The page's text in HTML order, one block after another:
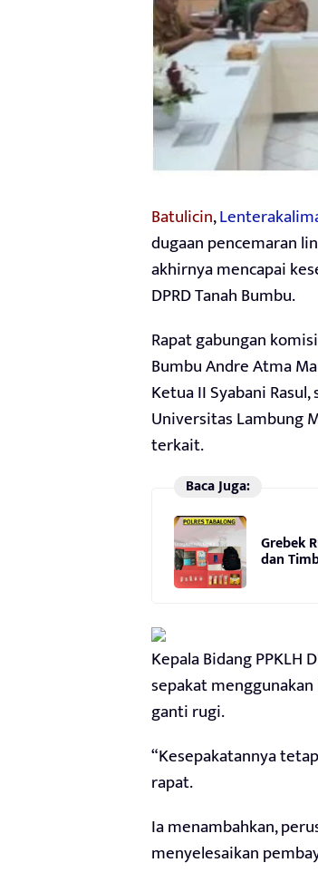
Batulicin,
dugaan pencemaran
akhirnya mencapai
DPRD Tanah Bumbu.
Rapat gabungan
Bumbu Andre Atma
Ketua II Syabani
Universitas Lambung
terkait.
Baca Juga:
Grebek
dan
Kepala Bidang PPKLH
sepakat
ganti rugi.
“Kesepakatannya
rapat.
Ia menambahkan,
menyelesaikan